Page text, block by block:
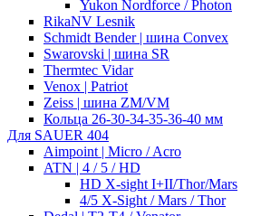
Yukon Nordforce / Photon
RikaNV Lesnik
Schmidt Bender | шина Convex
Swarovski | шина SR
Thermtec Vidar
Venox | Patriot
Zeiss | шина ZM/VM
Кольца 26-30-34-35-36-40 мм
Для SAUER 404
Aimpoint | Micro / Acro
ATN | 4 / 5 / HD
HD X-sight I+II/Thor/Mars
4/5 X-Sight / Mars / Thor